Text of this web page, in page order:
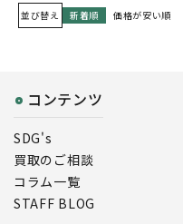
並び替え 新着順 価格が安い順
コンテンツ
SDG's
買取のご相談
コラム一覧
STAFF BLOG